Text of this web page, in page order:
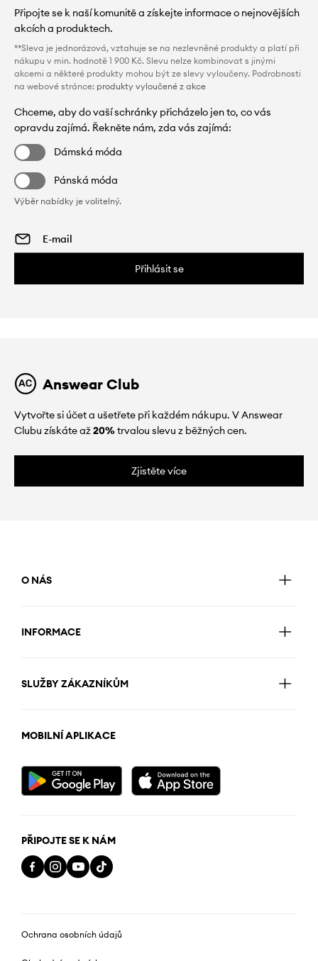
Připojte se k naší komunitě a získejte informace o nejnovějších
akcích a produktech.
**Sleva je jednorázová, vztahuje se na nezlevněné produkty a platí při
nákupu v min. hodnotě 1 900 Kč. Slevu nelze kombinovat s jinými
akcemi a některé produkty mohou být ze slevy vyloučeny. Podrobnosti
na webové stránce: produkty vyloučené z akce
Chceme, aby do vaší schránky přicházelo jen to, co vás
opravdu zajímá. Řekněte nám, zda vás zajímá:
Dámská móda
Pánská móda
Výběr nabídky je volitelný.
Přihlásit se
Answear Club
Vytvořte si účet a ušetřete při každém nákupu. V Answear
Clubu získáte až20%trvalou slevu z běžných cen.
Zjistěte více
O NÁS
INFORMACE
SLUŽBY ZÁKAZNÍKŮM
MOBILNÍ APLIKACE
PŘIPOJTE SE K NÁM
Ochrana osobních údajů